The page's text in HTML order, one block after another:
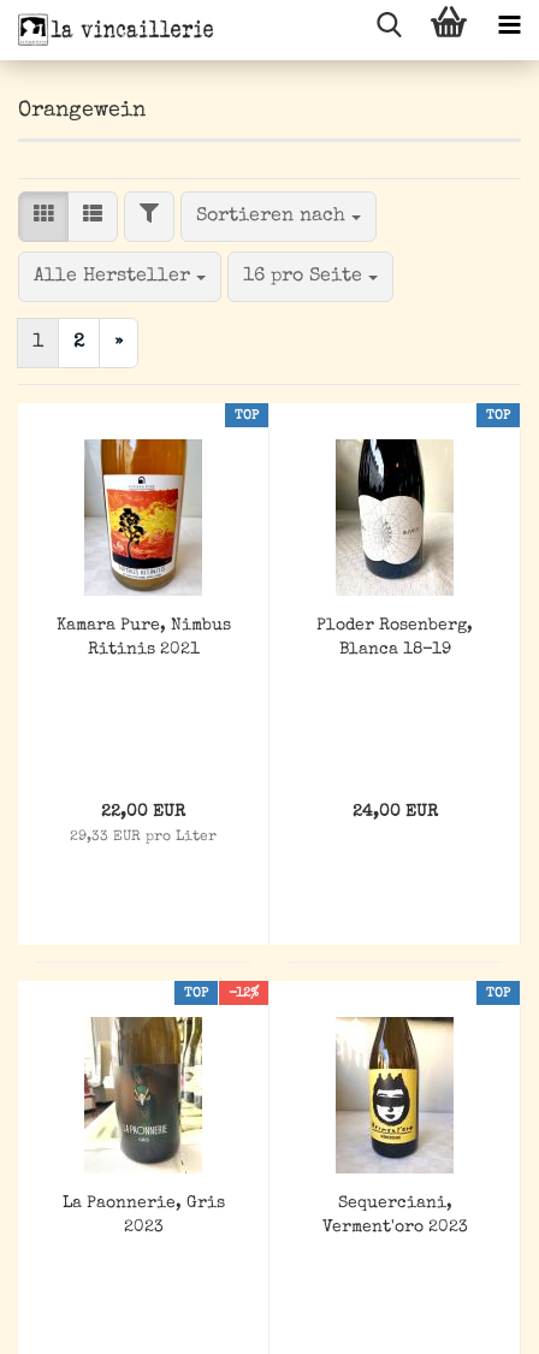
Orangewein
FILTERSortieren nach
Sortieren nach
Alle Hersteller 16 pro Seite
pro Seite
1 2 »
TOP
Kamara Pure, Nimbus
Ritinis 2021
22,00 EUR
29,33 EUR pro Liter
TOP
Ploder Rosenberg,
Blanca 18-19
24,00 EUR
TOP -12%
La Paonnerie, Gris
2023
TOP
Sequerciani,
Verment'oro 2023